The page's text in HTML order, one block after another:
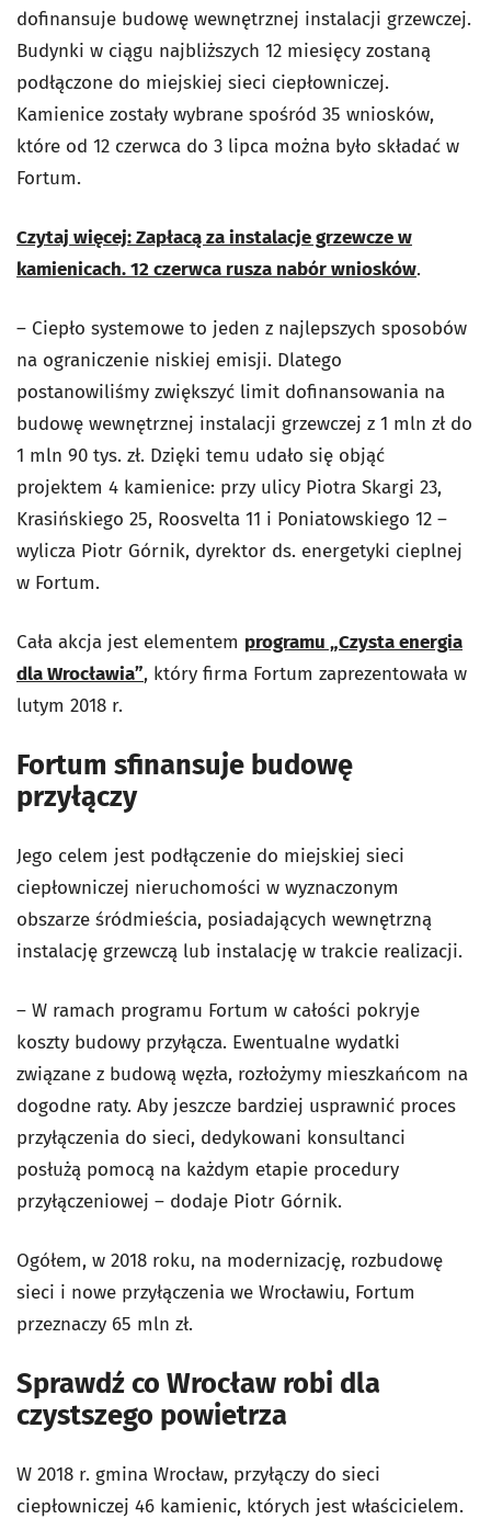
dofinansuje budowę wewnętrznej instalacji grzewczej.
Budynki w ciągu najbliższych 12 miesięcy zostaną
podłączone do miejskiej sieci ciepłowniczej.
Kamienice zostały wybrane spośród 35 wniosków,
które od 12 czerwca do 3 lipca można było składać w
Fortum.
Czytaj więcej: Zapłacą za instalacje grzewcze w
kamienicach. 12 czerwca rusza nabór wniosków.
– Ciepło systemowe to jeden z najlepszych sposobów
na ograniczenie niskiej emisji. Dlatego
postanowiliśmy zwiększyć limit dofinansowania na
budowę wewnętrznej instalacji grzewczej z 1 mln zł do
1 mln 90 tys. zł. Dzięki temu udało się objąć
projektem 4 kamienice: przy ulicy Piotra Skargi 23,
Krasińskiego 25, Roosvelta 11 i Poniatowskiego 12 –
wylicza Piotr Górnik, dyrektor ds. energetyki cieplnej
w Fortum.
Cała akcja jest elementem programu „Czysta energia
dla Wrocławia”, który firma Fortum zaprezentowała w
lutym 2018 r.
Fortum sfinansuje budowę
przyłączy
Jego celem jest podłączenie do miejskiej sieci
ciepłowniczej nieruchomości w wyznaczonym
obszarze śródmieścia, posiadających wewnętrzną
instalację grzewczą lub instalację w trakcie realizacji.
– W ramach programu Fortum w całości pokryje
koszty budowy przyłącza. Ewentualne wydatki
związane z budową węzła, rozłożymy mieszkańcom na
dogodne raty. Aby jeszcze bardziej usprawnić proces
przyłączenia do sieci, dedykowani konsultanci
posłużą pomocą na każdym etapie procedury
przyłączeniowej – dodaje Piotr Górnik.
Ogółem, w 2018 roku, na modernizację, rozbudowę
sieci i nowe przyłączenia we Wrocławiu, Fortum
przeznaczy 65 mln zł.
Sprawdź co Wrocław robi dla
czystszego powietrza
W 2018 r. gmina Wrocław, przyłączy do sieci
ciepłowniczej 46 kamienic, których jest właścicielem.